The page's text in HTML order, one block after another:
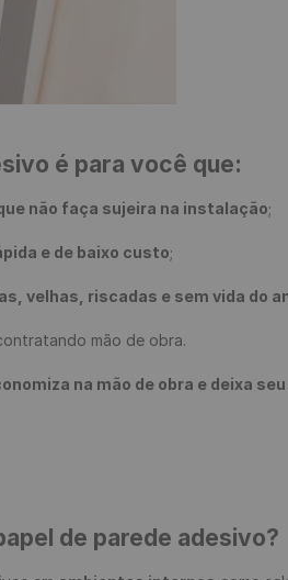
é para você que:
não faça sujeira na instalação;
e de baixo custo;
velhas, riscadas e sem vida do
mão de obra.
na mão de obra e deixa
de parede adesivo?